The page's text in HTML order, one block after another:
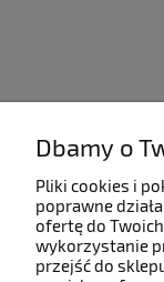
Dbamy o
Pliki cookies i
poprawne
ofertę do
wykorzystanie
przejść do